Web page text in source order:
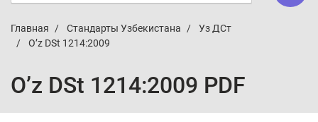
Главная Стандарты Узбекистана
Уз ДСт
O’z DSt 1214:2009
O’z DSt 1214:2009 PDF